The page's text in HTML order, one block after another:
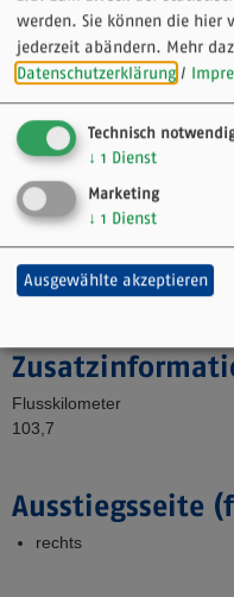
im Monat herzlich zu Wein
Klosters Himmelthal ein.
Der Markt Elsenfeld mit
für
Lage
Die Anlegestelle befindet
der Ortsdurchfahrt in
Möglichkeit, die
Flusskilometer
103,7
Ausstiegsseite
rechts
werden. Sie können die hier
jederzeit abändern. Mehr
Datenschutzerklärung /
Technisch
↓ 1 Dienst
Marketing
↓ 1 Dienst
Ausgewählte akzeptieren